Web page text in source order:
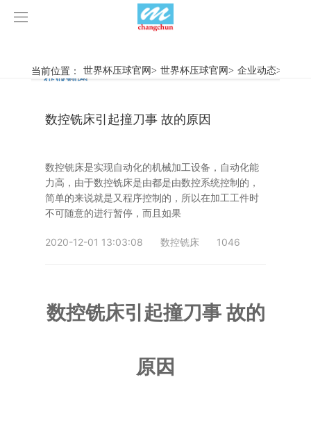
世界杯压球官网
旋弧焊机
惯性摩擦焊机
简易数控铣床
产品视频
行业新闻
案例展示
世界杯压球官网-世界杯(中国)
当前位置： 世界杯压球官网> 世界杯压球官网> 企业动态>
行业新闻
企业动态
数控铣床引起撞刀事 故的原因
数控铣床是实现自动化的机械加工设备，自动化能
力高，由于数控铣床是由都是由数控系统控制的，
简单的来说就是又程序控制的，所以在加工工件时
不可随意的进行暂停，而且如果
2020-12-01 13:03:08 数控铣床 1046
数控铣床引起撞刀事 故的
原因